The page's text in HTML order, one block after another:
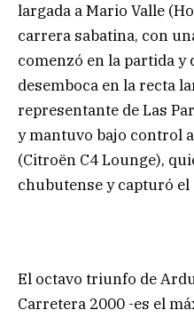
largada a Mario Valle
carrera sabatina, con
comenzó en la partida
desemboca en la recta
representante de Las
y mantuvo bajo control
(Citroën C4 Lounge),
chubutense y capturó el
El octavo triunfo de
Carretera 2000 -es el